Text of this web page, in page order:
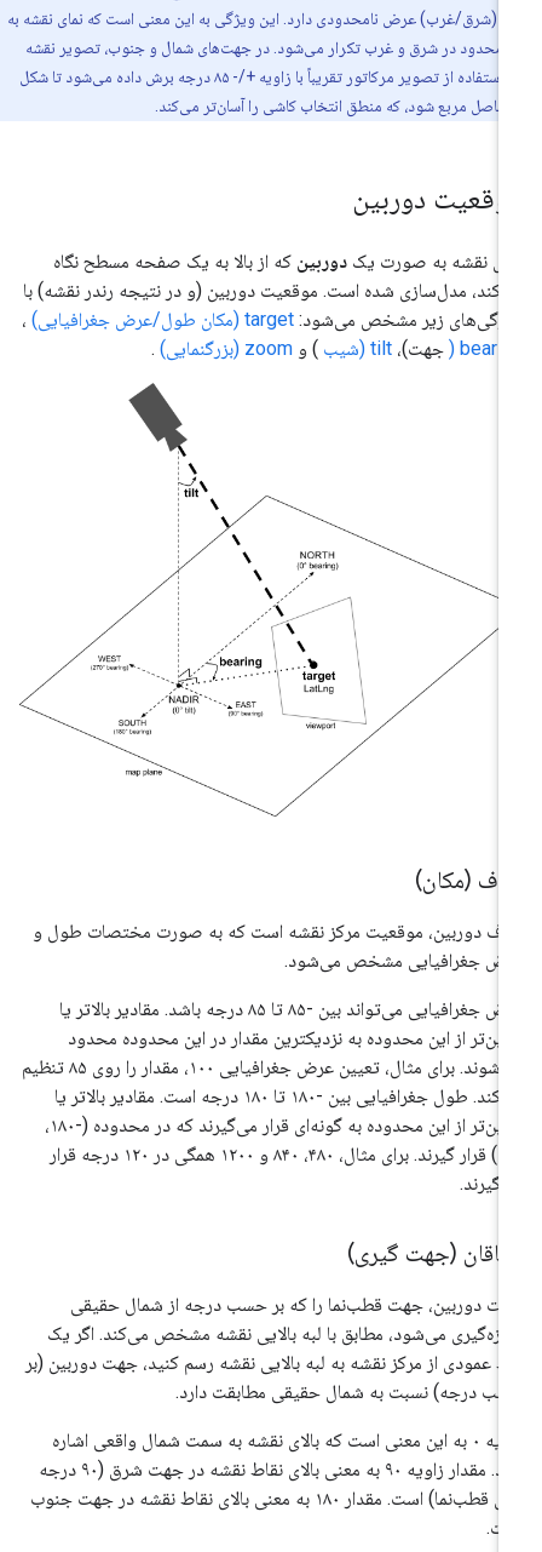
(شرق/غرب) عرض نامحدودی دارد. این ویژگی به این معنی است که نمای نقشه به
در شرق و غرب تکرار می‌شود. در جهت‌های شمال و جنوب، تصویر نقشه
پایه با استفاده از تصویر مرکاتور تقریباً با زاویه +/- ۸۵ درجه برش داده می‌شود تا شکل
حاصل مربع شود، که منطق انتخاب کاشی را آسان‌تر می‌کند.
دوربین
نقشه به صورت یک دوربین که از بالا به یک صفحه مسطح نگاه
مدل‌سازی شده است. موقعیت دوربین (و در نتیجه رندر نقشه) با
زیر مشخص می‌شود:target (مکان طول/عرض جغرافیایی)
،
جهت)،tilt (شیب ) و zoom (بزرگنمایی) .
(مکان)
دوربین، موقعیت مرکز نقشه است که به صورت مختصات طول و
جغرافیایی مشخص می‌شود.
عرض جغرافیایی می‌تواند بین -۸۵ تا ۸۵ درجه باشد. مقادیر بالاتر یا
از این محدوده به نزدیکترین مقدار در این محدوده محدود
می‌شوند. برای مثال، تعیین عرض جغرافیایی ۱۰۰، مقدار را روی ۸۵ تنظیم
می‌کند. طول جغرافیایی بین -۱۸۰ تا ۱۸۰ درجه است. مقادیر بالاتر یا
پایین‌تر از این محدوده به گونه‌ای قرار می‌گیرند که در محدوده (-۱۸۰،
۱۸۰) قرار گیرند. برای مثال، ۴۸۰، ۸۴۰ و ۱۲۰۰ همگی در ۱۲۰ درجه قرار
(جهت گیری)
دوربین، جهت قطب‌نما را که بر حسب درجه از شمال حقیقی
می‌شود، مطابق با لبه بالایی نقشه مشخص می‌کند. اگر یک
عمودی از مرکز نقشه به لبه بالایی نقشه رسم کنید، جهت دوربین (بر
درجه) نسبت به شمال حقیقی مطابقت دارد.
زاویه ۰ به این معنی است که بالای نقشه به سمت شمال واقعی اشاره
دارد. مقدار زاویه ۹۰ به معنی بالای نقاط نقشه در جهت شرق (۹۰ درجه
روی قطب‌نما) است. مقدار ۱۸۰ به معنی بالای نقاط نقشه در جهت جنوب